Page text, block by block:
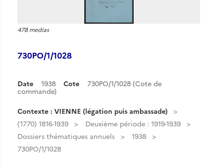
478 medias
730PO/1/1028
Date 1938 Cote
730PO/1/1028 (Cote de
commande)
Contexte : VIENNE (légation puis ambassade)
(1770) 1816-1939
Deuxième période : 1919-1939
Dossiers thématiques annuels
1938
730PO/1/1028